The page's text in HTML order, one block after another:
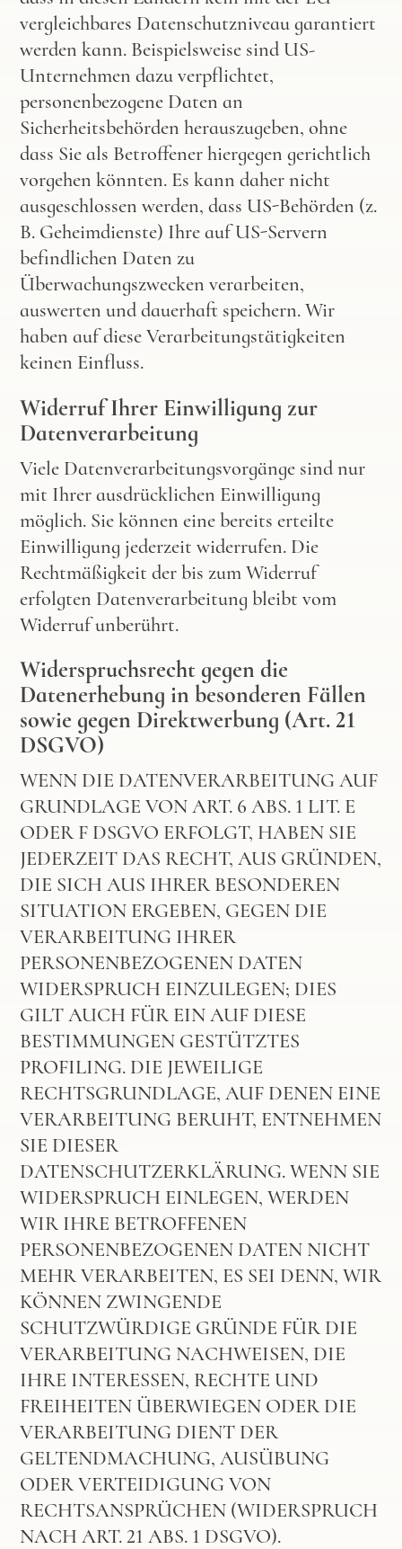
vergleichbares Datenschutzniveau garantiert
werden kann. Beispielsweise sind US-
Unternehmen dazu verpflichtet,
personenbezogene Daten an
Sicherheitsbehörden herauszugeben, ohne
dass Sie als Betroffener hiergegen gerichtlich
vorgehen könnten. Es kann daher nicht
ausgeschlossen werden, dass US-Behörden (z.
B. Geheimdienste) Ihre auf US-Servern
befindlichen Daten zu
Überwachungszwecken verarbeiten,
auswerten und dauerhaft speichern. Wir
haben auf diese Verarbeitungstätigkeiten
keinen Einfluss.
Widerruf Ihrer Einwilligung zur
Datenverarbeitung
Viele Datenverarbeitungsvorgänge sind nur
mit Ihrer ausdrücklichen Einwilligung
möglich. Sie können eine bereits erteilte
Einwilligung jederzeit widerrufen. Die
Rechtmäßigkeit der bis zum Widerruf
erfolgten Datenverarbeitung bleibt vom
Widerruf unberührt.
Widerspruchsrecht gegen die
Datenerhebung in besonderen Fällen
sowie gegen Direktwerbung (Art. 21
DSGVO)
WENN DIE DATENVERARBEITUNG AUF
GRUNDLAGE VON ART. 6 ABS. 1 LIT. E
ODER F DSGVO ERFOLGT, HABEN SIE
JEDERZEIT DAS RECHT, AUS GRÜNDEN,
DIE SICH AUS IHRER BESONDEREN
SITUATION ERGEBEN, GEGEN DIE
VERARBEITUNG IHRER
PERSONENBEZOGENEN DATEN
WIDERSPRUCH EINZULEGEN; DIES
GILT AUCH FÜR EIN AUF DIESE
BESTIMMUNGEN GESTÜTZTES
PROFILING. DIE JEWEILIGE
RECHTSGRUNDLAGE, AUF DENEN EINE
VERARBEITUNG BERUHT, ENTNEHMEN
SIE DIESER
DATENSCHUTZERKLÄRUNG. WENN SIE
WIDERSPRUCH EINLEGEN, WERDEN
WIR IHRE BETROFFENEN
PERSONENBEZOGENEN DATEN NICHT
MEHR VERARBEITEN, ES SEI DENN, WIR
KÖNNEN ZWINGENDE
SCHUTZWÜRDIGE GRÜNDE FÜR DIE
VERARBEITUNG NACHWEISEN, DIE
IHRE INTERESSEN, RECHTE UND
FREIHEITEN ÜBERWIEGEN ODER DIE
VERARBEITUNG DIENT DER
GELTENDMACHUNG, AUSÜBUNG
ODER VERTEIDIGUNG VON
RECHTSANSPRÜCHEN (WIDERSPRUCH
NACH ART. 21 ABS. 1 DSGVO).